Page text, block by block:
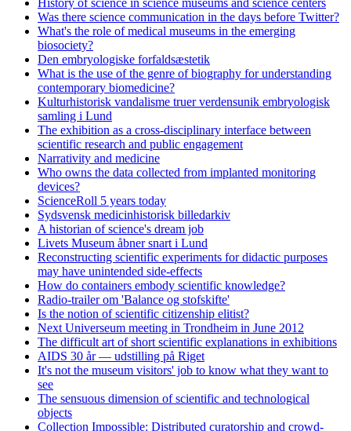
History of science in science museums and science centers
Was there science communication in the days before Twitter?
What's the role of medical museums in the emerging
biosociety?
Den embryologiske forfaldsæstetik
What is the use of the genre of biography for understanding
contemporary biomedicine?
Kulturhistorisk vandalisme truer verdensunik embryologisk
samling i Lund
The exhibition as a cross-disciplinary interface between
scientific research and public engagement
Narrativity and medicine
Who owns the data collected from implanted monitoring
devices?
ScienceRoll 5 years today
Sydsvensk medicinhistorisk billedarkiv
A historian of science's dream job
Livets Museum åbner snart i Lund
Reconstructing scientific experiments for didactic purposes
may have unintended side-effects
How do containers embody scientific knowledge?
Radio-trailer om 'Balance og stofskifte'
Is the notion of scientific citizenship elitist?
Next Universeum meeting in Trondheim in June 2012
The difficult art of short scientific explanations in exhibitions
AIDS 30 år — udstilling på Riget
It's not the museum visitors' job to know what they want to
see
The sensuous dimension of scientific and technological
objects
Collection Impossible: Distributed curatorship and crowd-